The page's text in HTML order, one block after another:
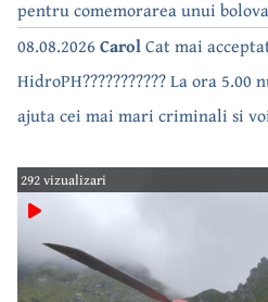
pentru comemorarea unui
08.08.2026 CarolCat mai
HidroPH??????????? La ora
ajuta cei mai mari criminali si
292 vizualizari